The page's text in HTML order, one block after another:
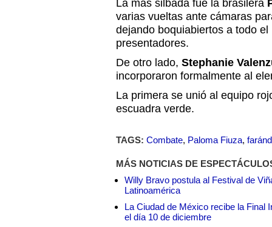
La más silbada fue la brasilera
varias vueltas ante cámaras
dejando boquiabiertos a todo
presentadores.
De otro lado, Stephanie
incorporaron formalmente al
La primera se unió al equipo
escuadra verde.
TAGS: Combate, Paloma Fiuza,
MÁS NOTICIAS DE
Willy Bravo postula al Festival de
Latinoamérica
La Ciudad de México recibe la Final
el día 10 de diciembre